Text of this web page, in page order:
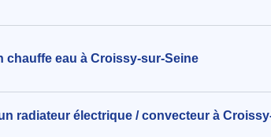
chauffe eau à Croissy-sur-Seine
radiateur électrique / convecteur à